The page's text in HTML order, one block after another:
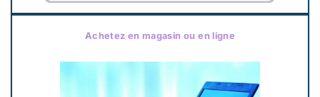
Achetez en magasin ou en ligne